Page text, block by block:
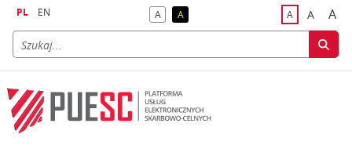
PL EN Akontrast domyślny
Akontrast żółty tekst na czarnym tle
Adomyślna
A A